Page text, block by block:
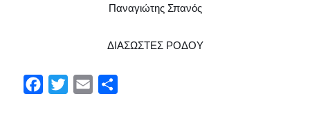
Παναγιώτης Σπανός
ΔΙΑΣΩΣΤΕΣ ΡΟΔΟΥ